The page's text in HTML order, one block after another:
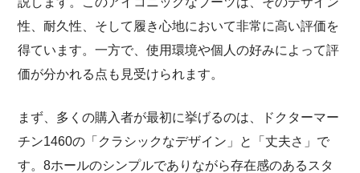
性、耐久性、そして履き心地において非常に高い評価を
得ています。一方で、使用環境や個人の好みによって評
価が分かれる点も見受けられます。
まず、多くの購入者が最初に挙げるのは、ドクターマー
チン1460の「クラシックなデザイン」と「丈夫さ」で
す。8ホールのシンプルでありながら存在感のあるスタ